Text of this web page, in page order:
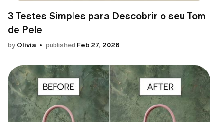
3 Testes Simples para Descobrir o seu Tom
de Pele
by Olivia published Feb 27, 2026